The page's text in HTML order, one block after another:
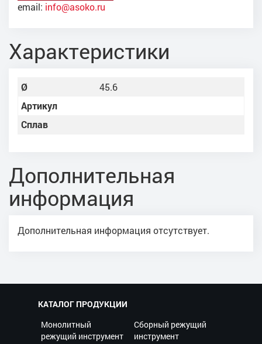
email: info@asoko.ru
Характеристики
Ø
45.6
Артикул
Сплав
Дополнительная
информация
Дополнительная информация отсутствует.
КАТАЛОГ ПРОДУКЦИИ
Монолитный
режущий инструмент
Сборный режущий
инструмент